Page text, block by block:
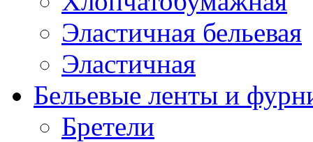
Эластичная бельевая
Эластичная
Бельевые ленты и
Бретели